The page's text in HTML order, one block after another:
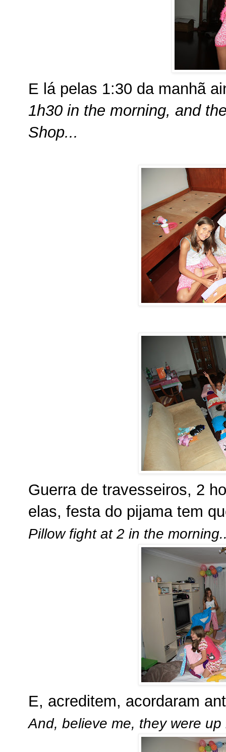
E lá pelas 1:30 da manhã
1h30 in the morning, and
Shop...
Guerra de travesseiros, 2
elas, festa do pijama tem
Pillow fight at 2 in the
E, acreditem, acordaram
And, believe me, they were